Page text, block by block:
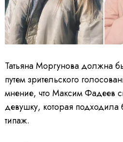
Татьяна Моргунова должна
путем зрительского
мнение, что Максим Фадеев
девушку, которая
типаж.